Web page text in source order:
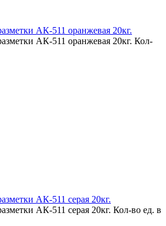
АК-511 оранжевая 20кг.
АК-511 оранжевая 20кг. Кол-
АК-511 серая 20кг.
АК-511 серая 20кг. Кол-во ед. в